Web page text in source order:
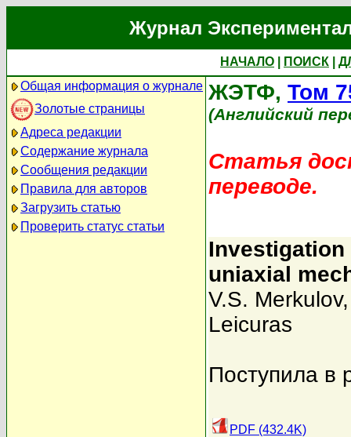
Журнал
НАЧАЛО ПОИСК
Общая информация о журнале
Золотые страницы
Адреса редакции
Содержание журнала
Сообщения редакции
Правила для авторов
Загрузить статью
Проверить статус статьи
ЖЭТФ, Том
(Английский
Статья
переводе.
uniaxial
V.S. Merkulov
Leicuras
Поступила в
PDF (432.4K)